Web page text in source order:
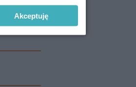
Akceptuję